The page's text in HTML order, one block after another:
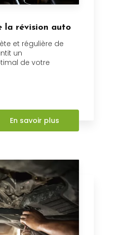
la révision auto
et régulière de
un
de votre
En savoir plus